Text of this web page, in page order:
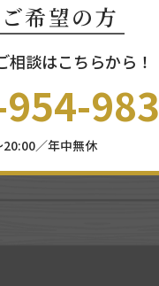
希望の方
相談はこちらから！
983
／年中無休